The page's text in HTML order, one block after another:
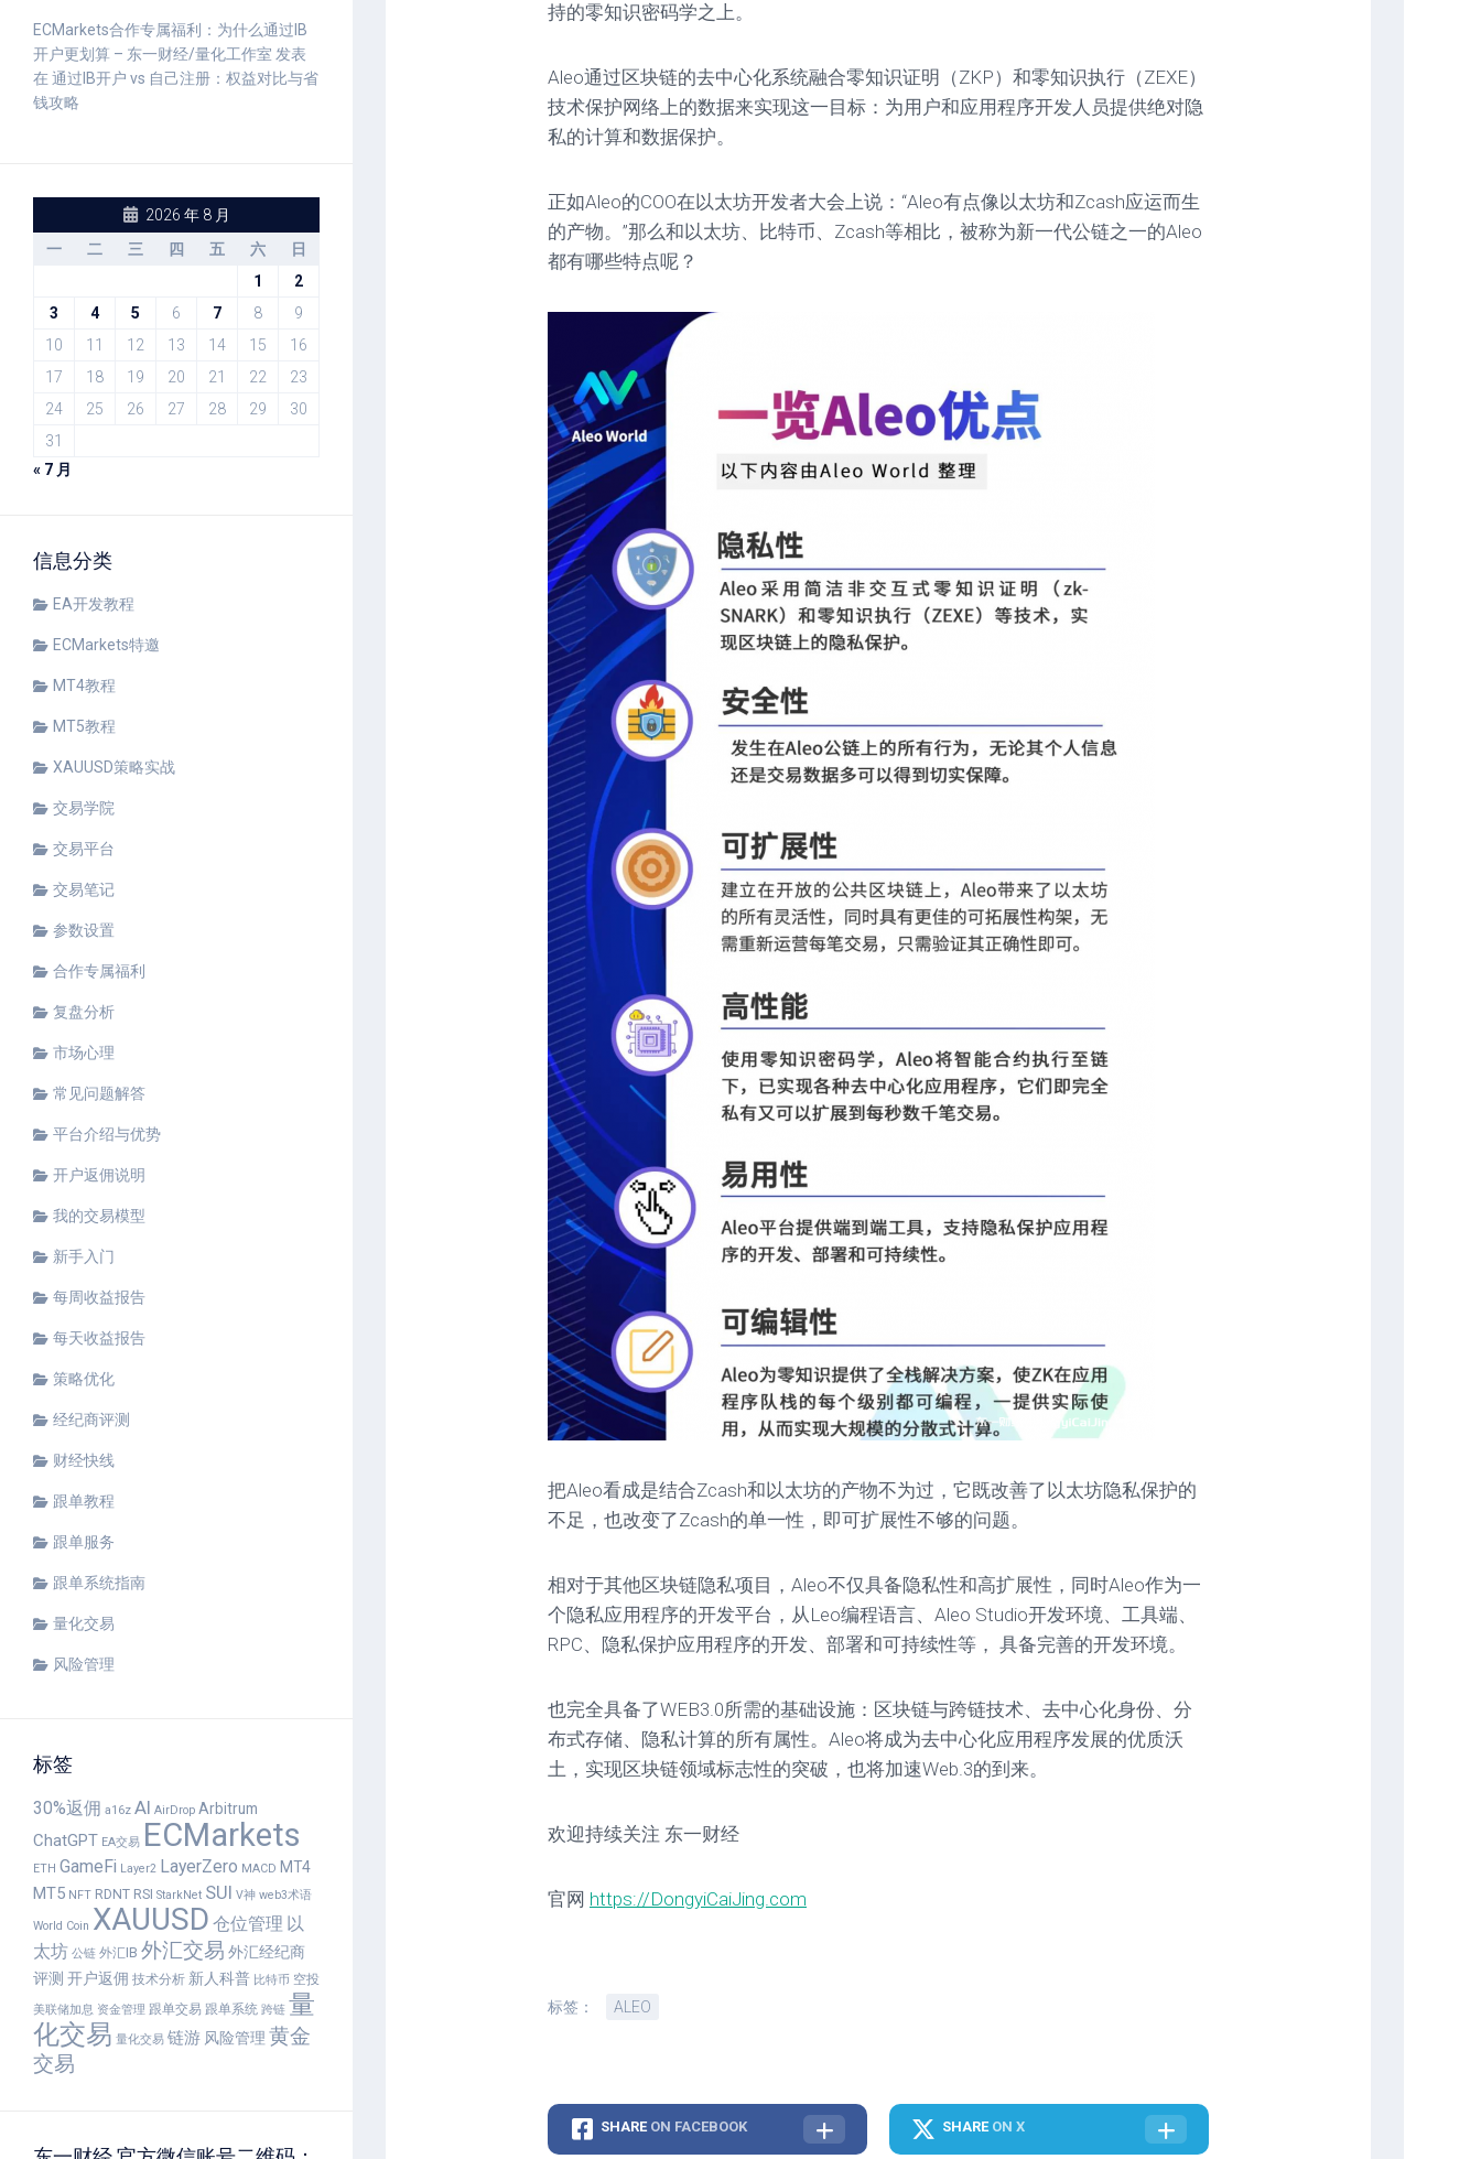
ECMarkets合作专属福利：为什么通过IB
开户更划算 – 东一财经/量化工作室 发表
在 通过IB开户 vs 自己注册：权益对比与省
钱攻略
2026 年 8 月
一
二 三 四 五 六
日
1
2
3
4 5 6 7 8
9
10
11 12 13 14 15
16
17
18 19 20 21 22
23
24
25 26 27 28 29
30
31
« 7 月
信息分类
EA开发教程
ECMarkets特邀
MT4教程
MT5教程
XAUUSD策略实战
交易学院
交易平台
交易笔记
参数设置
合作专属福利
复盘分析
市场心理
常见问题解答
平台介绍与优势
开户返佣说明
我的交易模型
新手入门
每周收益报告
每天收益报告
策略优化
经纪商评测
财经快线
跟单教程
跟单服务
跟单系统指南
量化交易
风险管理
标签
30%返佣 a16z AI AirDrop Arbitrum
ChatGPT EA交易 ECMarkets
ETH GameFi Layer2 LayerZero MACD MT4
MT5 NFT RDNT RSI StarkNet SUI V神 web3术语
World Coin XAUUSD 仓位管理 以
太坊 公链 外汇IB 外汇交易 外汇经纪商
评测 开户返佣 技术分析 新人科普 比特币 空投
美联储加息 资金管理 跟单交易 跟单系统 跨链 量
化交易 量化交易 链游 风险管理 黄金
交易
持的零知识密码学之上。
Aleo通过区块链的去中心化系统融合零知识证明（ZKP）和零知识执行（ZEXE）
技术保护网络上的数据来实现这一目标：为用户和应用程序开发人员提供绝对隐
私的计算和数据保护。
正如Aleo的COO在以太坊开发者大会上说：“Aleo有点像以太坊和Zcash应运而生
的产物。”那么和以太坊、比特币、Zcash等相比，被称为新一代公链之一的Aleo
都有哪些特点呢？
把Aleo看成是结合Zcash和以太坊的产物不为过，它既改善了以太坊隐私保护的
不足，也改变了Zcash的单一性，即可扩展性不够的问题。
相对于其他区块链隐私项目，Aleo不仅具备隐私性和高扩展性，同时Aleo作为一
个隐私应用程序的开发平台，从Leo编程语言、Aleo Studio开发环境、工具端、
RPC、隐私保护应用程序的开发、部署和可持续性等， 具备完善的开发环境。
也完全具备了WEB3.0所需的基础设施：区块链与跨链技术、去中心化身份、分
布式存储、隐私计算的所有属性。Aleo将成为去中心化应用程序发展的优质沃
土，实现区块链领域标志性的突破，也将加速Web.3的到来。
欢迎持续关注 东一财经
官网 https://DongyiCaiJing.com
标签： ALEO
SHARE ON FACEBOOK SHARE ON X